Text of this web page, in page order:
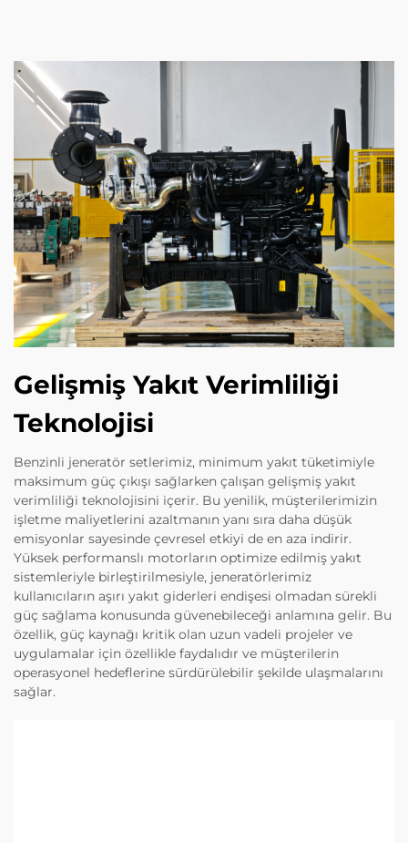
Gelişmiş Yakıt Verimliliği
Teknolojisi
Benzinli jeneratör setlerimiz, minimum yakıt tüketimiyle
maksimum güç çıkışı sağlarken çalışan gelişmiş yakıt
verimliliği teknolojisini içerir. Bu yenilik, müşterilerimizin
işletme maliyetlerini azaltmanın yanı sıra daha düşük
emisyonlar sayesinde çevresel etkiyi de en aza indirir.
Yüksek performanslı motorların optimize edilmiş yakıt
sistemleriyle birleştirilmesiyle, jeneratörlerimiz
kullanıcıların aşırı yakıt giderleri endişesi olmadan sürekli
güç sağlama konusunda güvenebileceği anlamına gelir. Bu
özellik, güç kaynağı kritik olan uzun vadeli projeler ve
uygulamalar için özellikle faydalıdır ve müşterilerin
operasyonel hedeflerine sürdürülebilir şekilde ulaşmalarını
sağlar.